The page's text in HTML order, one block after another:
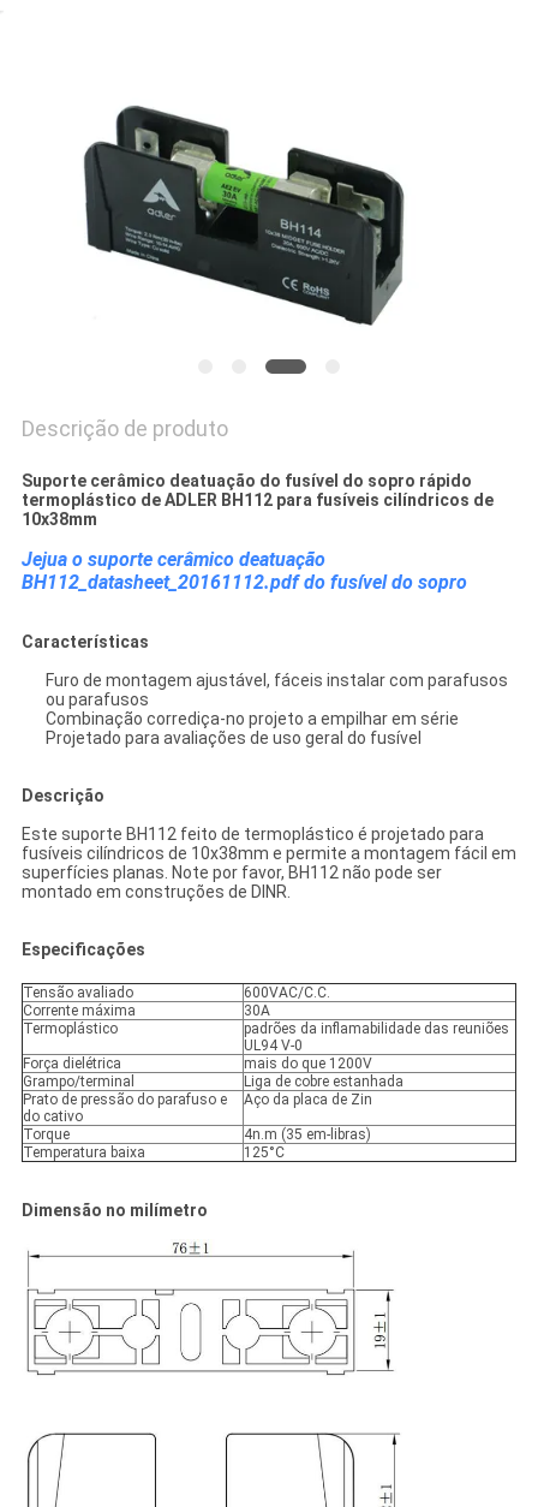
Descrição de produto
Suporte cerâmico deatuação do fusível do sopro rápido
termoplástico de ADLER BH112 para fusíveis cilíndricos de
10x38mm
Jejua o suporte cerâmico deatuação
BH112_datasheet_20161112.pdf do fusível do sopro
Características
Furo de montagem ajustável, fáceis instalar com parafusos
ou parafusos
Combinação corrediça-no projeto a empilhar em série
Projetado para avaliações de uso geral do fusível
Descrição
Este suporte BH112 feito de termoplástico é projetado para
fusíveis cilíndricos de 10x38mm e permite a montagem fácil em
superfícies planas. Note por favor, BH112 não pode ser
montado em construções de DINR.
Especificações
Tensão avaliado
600VAC/C.C.
Corrente máxima
30A
Termoplástico
padrões da inflamabilidade das reuniões
UL94 V-0
Força dielétrica
mais do que 1200V
Grampo/terminal
Liga de cobre estanhada
Prato de pressão do parafuso e
do cativo
Aço da placa de Zin
Torque
4n.m (35 em-libras)
Temperatura baixa
125°C
Dimensão no milímetro